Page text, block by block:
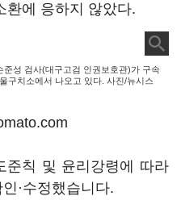
환에 응하지 않았다.
성 검사(대구고검 인권보호관)가 구속
구치소에서 나오고 있다. 사진/뉴시스
준칙 및 윤리강령에 따라
·수정했습니다.